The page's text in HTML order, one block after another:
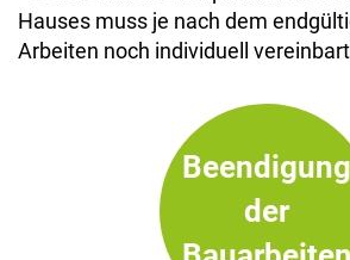
Hauses muss je nach dem
Arbeiten noch individuell
Beendigung
der